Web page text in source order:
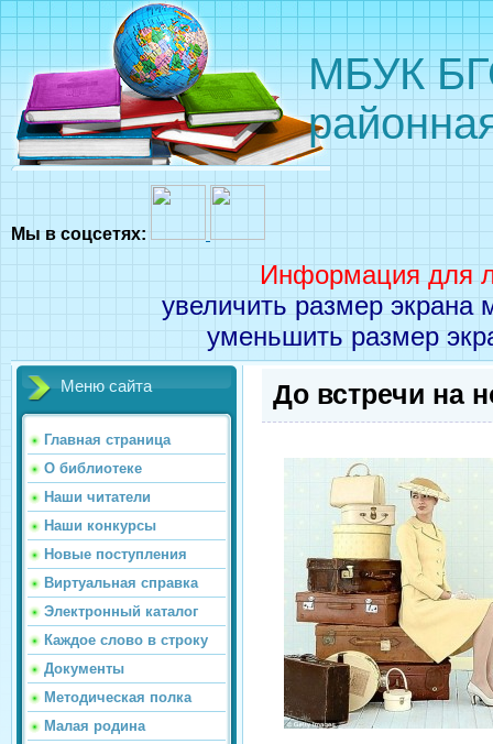
МБУК
Мы в соцсетях:
Информация для
увеличить размер
уменьшить размер
Меню сайта
Главная страница
О библиотеке
Наши читатели
Наши конкурсы
Новые поступления
Виртуальная справка
Электронный каталог
Каждое слово в строку
Документы
Методическая полка
Малая родина
До встречи на